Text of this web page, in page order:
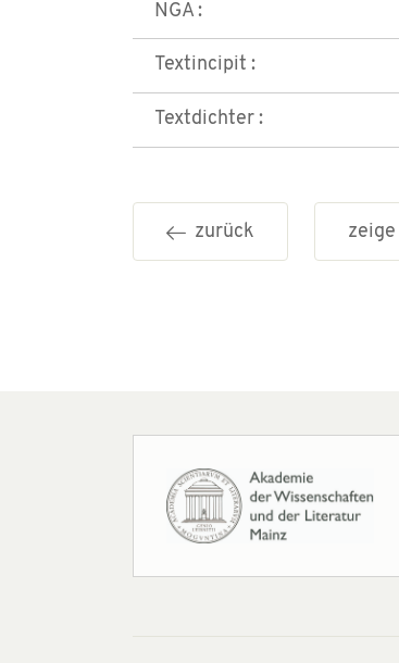
NGA :
Textincipit :
Textdichter :
zurück